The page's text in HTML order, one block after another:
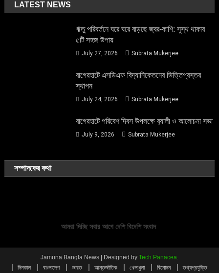
LATEST NEWS
ঋতু পরিবর্তনে ঘরে ঘরে বাড়ছে জ্বর-কাশি: সুস্থ থাকার
৫টি সহজ উপায়
July 27, 2026 Subrata Mukerjee
বাগেরহাটে এসডিএফ বিদ্যানিকেতনের ভিত্তিপ্রস্তর
স্থাপন
July 24, 2026 Subrata Mukerjee
বাগেরহাটে পরিবেশ দিবস উপলক্ষে র‌্যালী ও আলোচনা সভা
July 9, 2026 Subrata Mukerjee
সম্পাদকের কথা
আমরা দিচ্ছি সবার আগে দেশি বিদেশি সংবাদ
Jamuna Bangla News Designed by Tech Panacea.
দিনকাল
বাংলাদেশ ভারত আন্তর্জাতিক খেলাধুলা বিনোদন তথ্যপ্রযুক্তি